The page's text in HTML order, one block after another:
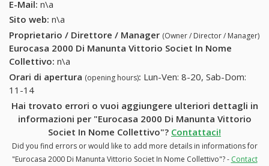
E-Mail: n\a
Sito web: n\a
Proprietario / Direttore / Manager (Owner / Director / Manager)
Eurocasa 2000 Di Manunta Vittorio Societ In Nome
Collettivo: n\a
Orari di apertura (opening hours): Lun-Ven: 8-20, Sab-Dom:
11-14
Hai trovato errori o vuoi aggiungere ulteriori dettagli in
informazioni per "Eurocasa 2000 Di Manunta Vittorio
Societ In Nome Collettivo"? Contattaci!
Did you find errors or would like to add more details in informations for
"Eurocasa 2000 Di Manunta Vittorio Societ In Nome Collettivo"? - Contact